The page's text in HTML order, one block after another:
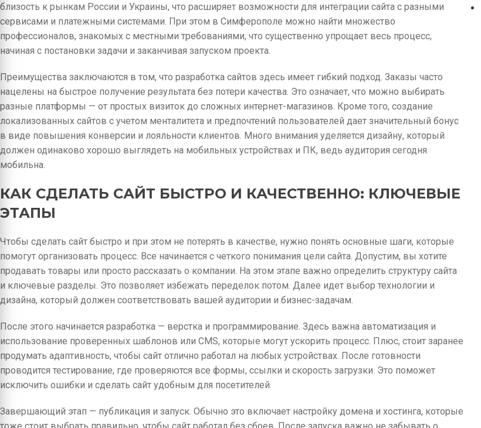
близость к рынкам России и Украины, что расширяет возможности для интеграции сайта с разными
сервисами и платежными системами. При этом в Симферополе можно найти множество
профессионалов, знакомых с местными требованиями, что существенно упрощает весь процесс,
начиная с постановки задачи и заканчивая запуском проекта.
Преимущества заключаются в том, что разработка сайтов здесь имеет гибкий подход. Заказы часто
нацелены на быстрое получение результата без потери качества. Это означает, что можно выбирать
разные платформы — от простых визиток до сложных интернет-магазинов. Кроме того, создание
локализованных сайтов с учетом менталитета и предпочтений пользователей дает значительный бонус
в виде повышения конверсии и лояльности клиентов. Много внимания уделяется дизайну, который
должен одинаково хорошо выглядеть на мобильных устройствах и ПК, ведь аудитория сегодня
мобильна.
КАК СДЕЛАТЬ САЙТ БЫСТРО И КАЧЕСТВЕННО: КЛЮЧЕВЫЕ
ЭТАПЫ
Чтобы сделать сайт быстро и при этом не потерять в качестве, нужно понять основные шаги, которые
помогут организовать процесс. Все начинается с четкого понимания цели сайта. Допустим, вы хотите
продавать товары или просто рассказать о компании. На этом этапе важно определить структуру сайта
и ключевые разделы. Это позволяет избежать переделок потом. Далее идет выбор технологии и
дизайна, который должен соответствовать вашей аудитории и бизнес-задачам.
После этого начинается разработка — верстка и программирование. Здесь важна автоматизация и
использование проверенных шаблонов или CMS, которые могут ускорить процесс. Плюс, стоит заранее
продумать адаптивность, чтобы сайт отлично работал на любых устройствах. После готовности
проводится тестирование, где проверяются все формы, ссылки и скорость загрузки. Это поможет
исключить ошибки и сделать сайт удобным для посетителей.
Завершающий этап — публикация и запуск. Обычно это включает настройку домена и хостинга, которые